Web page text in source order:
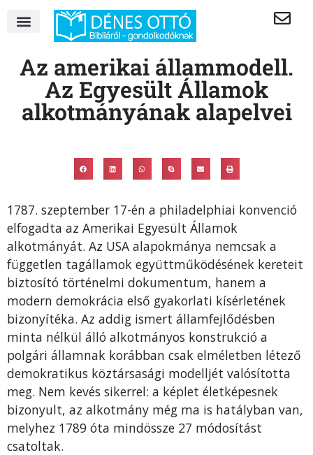
Az amerikai állammodell.
Az Egyesült Államok
alkotmányának alapelvei
1787. szeptember 17-én a philadelphiai konvenció
elfogadta az Amerikai Egyesült Államok
alkotmányát. Az USA alapokmánya nemcsak a
független tagállamok együttműködésének kereteit
biztosító történelmi dokumentum, hanem a
modern demokrácia első gyakorlati kísérletének
bizonyítéka. Az addig ismert államfejlődésben
minta nélkül álló alkotmányos konstrukció a
polgári államnak korábban csak elméletben létező
demokratikus köztársasági modelljét valósította
meg. Nem kevés sikerrel: a képlet életképesnek
bizonyult, az alkotmány még ma is hatályban van,
melyhez 1789 óta mindössze 27 módosítást
csatoltak.